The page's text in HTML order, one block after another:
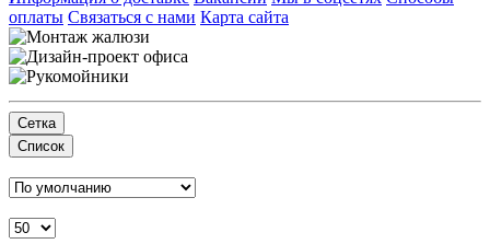
оплаты Связаться с нами Карта сайта
Сетка
Список